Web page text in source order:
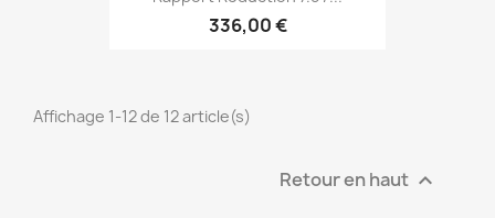
336,00 €
Affichage 1-12 de 12 article(s)
Retour en haut 